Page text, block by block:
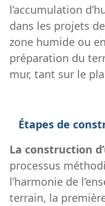
l’accumulation
dans les projets
zone humide ou
préparation du
mur, tant sur le
Étapes de
La construction
processus
l’harmonie de
terrain, la